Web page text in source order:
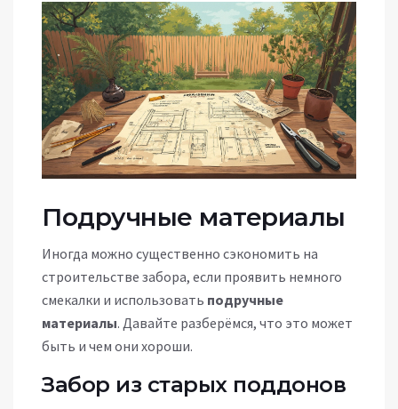
Подручные материалы
Иногда можно существенно сэкономить на
строительстве забора, если проявить немного
смекалки и использовать подручные
материалы. Давайте разберёмся, что это может
быть и чем они хороши.
Забор из старых поддонов